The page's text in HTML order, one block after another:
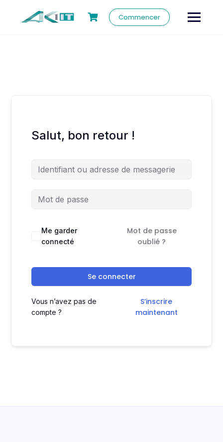
Commencer
Salut, bon retour !
Me garder
connecté
Mot de passe
oublié ?
Se connecter
Vous n’avez pas de
compte ?
S’inscrire
maintenant